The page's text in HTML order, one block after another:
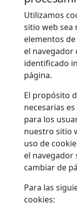
Utilizamos
sitio web sea
elementos
el navegador
identificado
página.
El propósito
necesarias
para los
nuestro sitio
uso de
el navegador
cambiar de
Para las
cookies: